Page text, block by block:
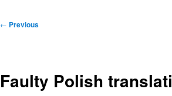
Post
← Previous
Faulty Polish